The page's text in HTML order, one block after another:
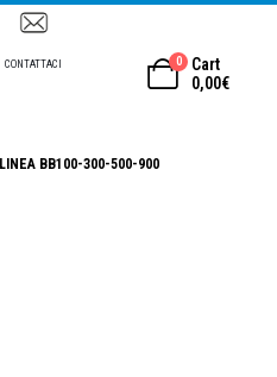
CONTATTACI 0
Cart
0,00€
LINEA BB100-300-500-900